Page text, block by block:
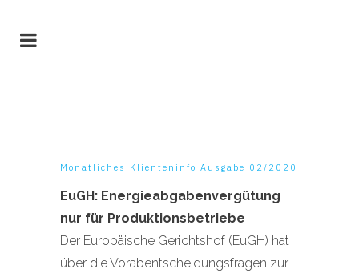
Monatliches Klienteninfo Ausgabe 02/2020
EuGH: Energieabgabenvergütung
nur für Produktionsbetriebe
Der Europäische Gerichtshof (EuGH) hat
über die Vorabentscheidungsfragen zur